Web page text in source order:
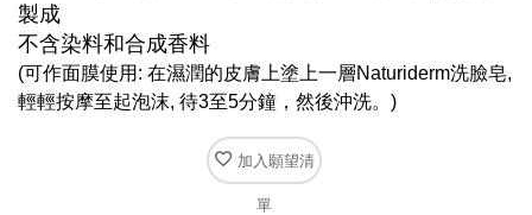
製成
不含染料和合成香料
(可作面膜使用: 在濕潤的皮膚上塗上一層Naturiderm洗臉皂,
輕輕按摩至起泡沫, 待3至5分鐘，然後沖洗。)
加入願望清
單